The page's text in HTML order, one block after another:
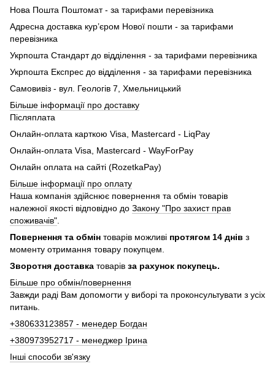
Нова Пошта Поштомат - за тарифами перевізника
Адресна доставка кур’єром Нової пошти - за тарифами
перевізника
Укрпошта Стандарт до відділення - за тарифами перевізника
Укрпошта Експрес до відділення - за тарифами перевізника
Самовивіз - вул. Геологів 7, Хмельницький
Більше інформації про доставку
Післяплата
Онлайн-оплата карткою Visa, Mastercard - LiqPay
Онлайн-оплата Visa, Mastercard - WayForPay
Онлайн оплата на сайті (RozetkaPay)
Більше інформації про оплату
Наша компанія здійснює повернення та обмін товарів
належної якості відповідно до Закону "Про захист прав
споживачів"
Повернення та обмін товарів можливі протягом 14 днів з
моменту отримання товару покупцем.
Зворотня доставка товарів за рахунок покупець.
Більше про обмін/повернення
Завжди раді Вам допомогти у виборі та проконсультувати з усіх
питань.
+380633123857 - менедер Богдан
+380973952717 - менеджер Ірина
Інші способи зв'язку